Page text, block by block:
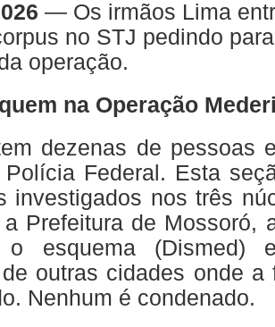
— Os irmãos Lima
no STJ pedindo
operação.
na Operação
dezenas de pessoas
Federal. Esta
investigados nos três
Prefeitura de Mossoró,
o esquema (Dismed)
outras cidades onde a
Nenhum é condenado.